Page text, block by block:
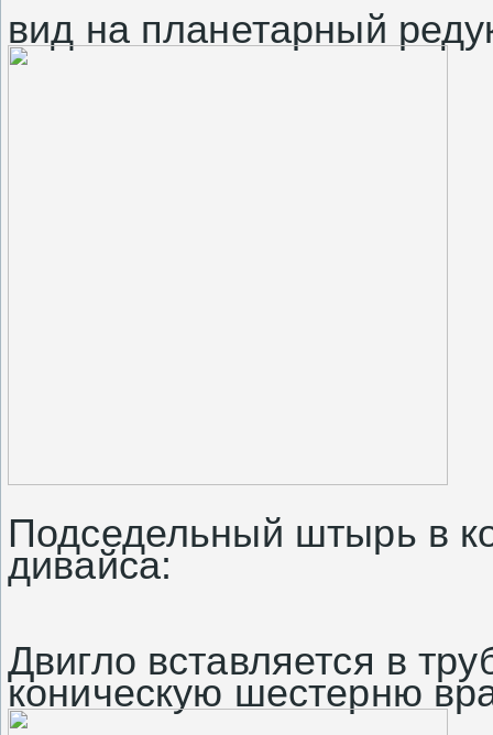
вид на планетарный
Подседельный штырь в
дивайса:
Двигло вставляется в
коническую шестерню